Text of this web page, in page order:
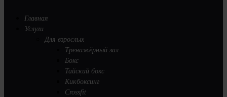
Главная
Услуги
Для взрослых
Тренажёрный зал
Бокс
Тайский бокс
Кикбоксинг
Crossfit